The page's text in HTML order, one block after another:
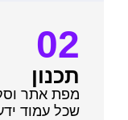
02
תכנון
מפת אתר
שכל עמוד